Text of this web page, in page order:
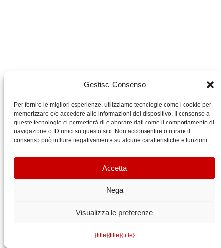
Gestisci Consenso
Per fornire le migliori esperienze, utilizziamo tecnologie come i cookie per
memorizzare e/o accedere alle informazioni del dispositivo. Il consenso a
queste tecnologie ci permetterà di elaborare dati come il comportamento di
navigazione o ID unici su questo sito. Non acconsentire o ritirare il
consenso può influire negativamente su alcune caratteristiche e funzioni.
Accetta
Nega
Visualizza le preferenze
{title}{title}{title}